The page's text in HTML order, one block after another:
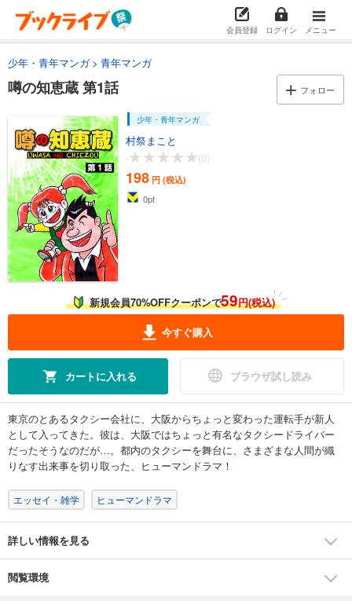
会員登録 ログイン メニュー
少年・青年マンガ 青年マンガ
噂の知恵蔵 第1話 フォロー
少年・青年マンガ
村祭まこと
-
(0)
198 円 (税込)
0pt
新規会員70%OFFクーポンで59円(税込)
今すぐ購入
カートに入れる ブラウザ試し読み
東京のとあるタクシー会社に、大阪からちょっと変わった運転手が新人
として入ってきた。彼は、大阪ではちょっと有名なタクシードライバー
だったそうなのだが…。都内のタクシーを舞台に、さまざまな人間が織
りなす出来事を切り取った、ヒューマンドラマ！
エッセイ・雑学 ヒューマンドラマ
詳しい情報を見る
閲覧環境